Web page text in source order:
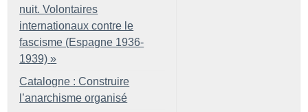
nuit. Volontaires
internationaux contre le
fascisme (Espagne 1936-
1939) »
Catalogne : Construire
l’anarchisme organisé